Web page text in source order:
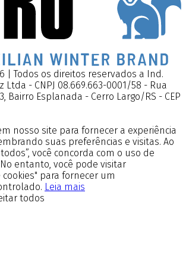
| Todos os direitos reservados a Ind.
Ltda - CNPJ 08.669.663-0001/58 - Rua
Bairro Esplanada - Cerro Largo/RS - CEP
nosso site para fornecer a experiência
suas preferências e visitas. Ao
você concorda com o uso de
entanto, você pode visitar
para fornecer um
Leia mais
todos